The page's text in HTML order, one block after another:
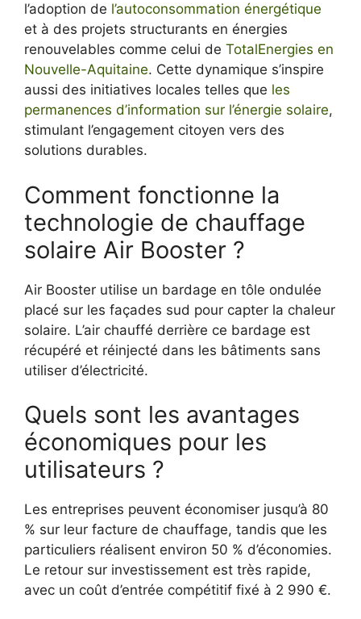
l’adoption de l’autoconsommation énergétique
et à des projets structurants en énergies
renouvelables comme celui de TotalEnergies en
Nouvelle-Aquitaine. Cette dynamique s’inspire
aussi des initiatives locales telles que les
permanences d’information sur l’énergie solaire,
stimulant l’engagement citoyen vers des
solutions durables.
Comment fonctionne la
technologie de chauffage
solaire Air Booster ?
Air Booster utilise un bardage en tôle ondulée
placé sur les façades sud pour capter la chaleur
solaire. L’air chauffé derrière ce bardage est
récupéré et réinjecté dans les bâtiments sans
utiliser d’électricité.
Quels sont les avantages
économiques pour les
utilisateurs ?
Les entreprises peuvent économiser jusqu’à 80
% sur leur facture de chauffage, tandis que les
particuliers réalisent environ 50 % d’économies.
Le retour sur investissement est très rapide,
avec un coût d’entrée compétitif fixé à 2 990 €.